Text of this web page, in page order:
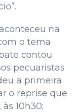
na
o tema
contou
pecuaristas
a primeira
o reprise que
10h30;